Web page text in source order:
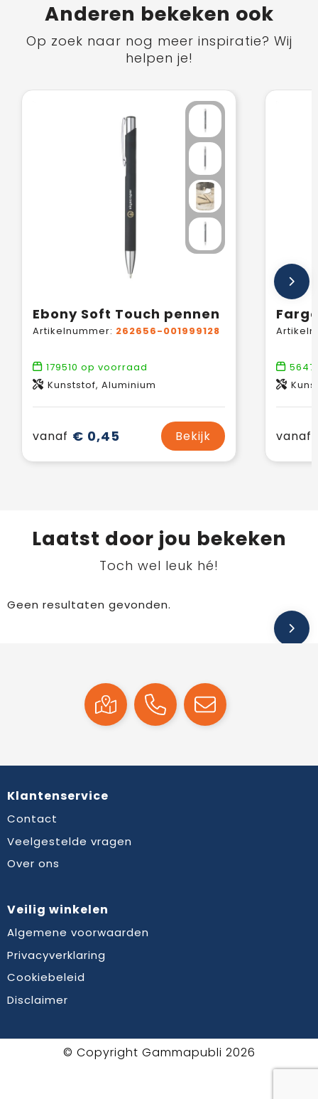
Anderen bekeken ook
Op zoek naar nog meer inspiratie? Wij
helpen je!
Ebony Soft Touch pennen
Artikelnummer: 262656-001999128
179510 op voorraad
Kunststof, Aluminium
vanaf € 0,45 Bekijk vanaf
Laatst door jou bekeken
Toch wel leuk hé!
Geen resultaten gevonden.
Klantenservice
Contact
Veelgestelde vragen
Over ons
Veilig winkelen
Algemene voorwaarden
Privacyverklaring
Cookiebeleid
Disclaimer
© Copyright Gammapubli 2026